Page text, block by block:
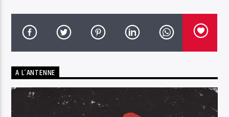
A L’ANTENNE